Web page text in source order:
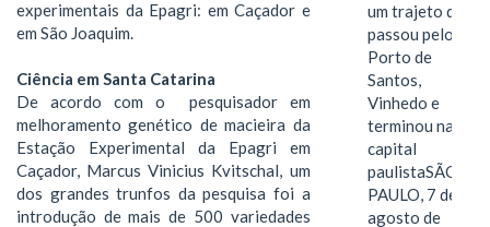
experimentais da Epagri: em Caçador e
em São Joaquim.
Ciência em Santa Catarina
De acordo com o pesquisador em
melhoramento genético de macieira da
Estação Experimental da Epagri em
Caçador, Marcus Vinicius Kvitschal, um
dos grandes trunfos da pesquisa foi a
introdução de mais de 500 variedades
um trajeto que
passou pelo
Porto de
Santos,
Vinhedo e
terminou na
capital
paulistaSÃO
PAULO, 7 de
agosto de